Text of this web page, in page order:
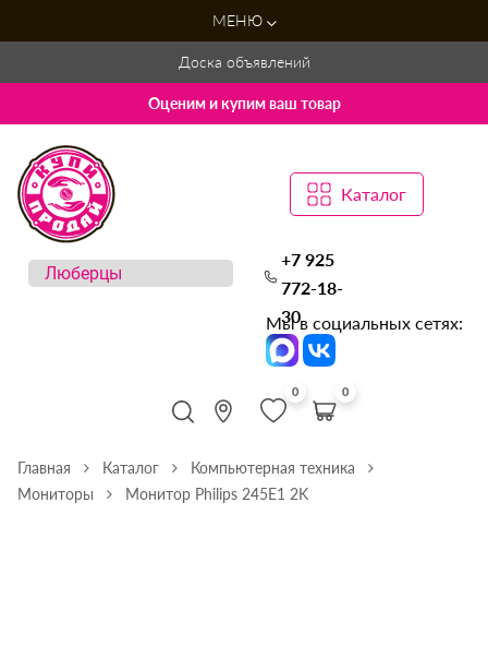
МЕНЮ
Доска объявлений
Оценим и купим ваш товар
Каталог
+7 925
772-18-
30
Мы в социальных сетях:
0 0
Главная Каталог
Компьютерная техника
Мониторы
Монитор Philips 245E1 2K